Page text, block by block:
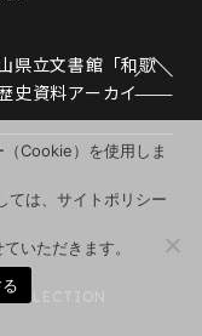
県立文書館「和歌
史資料アーカイ
Cookie）を使用しま
ては、サイトポリシー
いただきます。